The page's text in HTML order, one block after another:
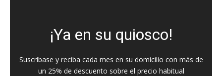
¡Ya en su quiosco!
Suscríbase y reciba cada mes en su domicilio con más de
un 25% de descuento sobre el precio habitual